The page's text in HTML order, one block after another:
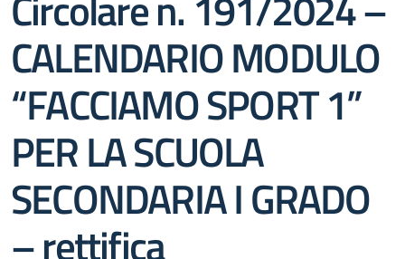
CALENDARIO MODULO
“FACCIAMO SPORT 1”
PER LA SCUOLA
SECONDARIA I GRADO
– rettifica